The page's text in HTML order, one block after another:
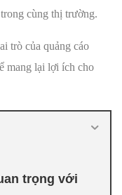
cùng thị trường.
trò của quảng cáo
mang lại lợi ích cho
trọng với